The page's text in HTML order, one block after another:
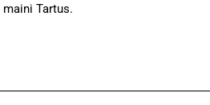
Tartus.